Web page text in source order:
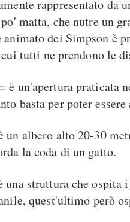
rappresentato da
matta, che nutre un
animato dei Simpson è
tutti ne prendono le
= è un'apertura praticata
basta per poter
un albero alto 20-30
la coda di un gatto.
struttura che ospita
quest'ultimo però